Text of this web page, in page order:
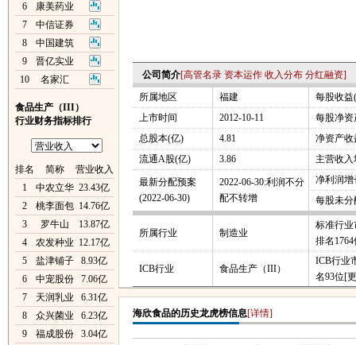
6
康美药业
7
中信证券
8
中国建筑
9
晋亿实业
10
名家汇
食品生产（III）
行业财务指标排行
排名 简称
营业收入
1
中农立华 23.43亿
2
桃李面包 14.76亿
3
罗牛山
13.87亿
4
农发种业 12.17亿
5
盐津铺子
8.93亿
6
中宠股份
7.06亿
7
天润乳业
6.31亿
8
众兴菌业
6.23亿
9
福成股份 3.04亿
公司简介[高管名录 资本运作 收入分布 分红融资]
所属地区
福建
每股收益
上市时间
2012-10-11
每股净资
总股本(亿)
4.81
净资产收
流通A股(亿)
3.86 主营收入
最新分配预案
(2022-06-30)
2022-06-30:利润不分
配不转增
净利润增
每股未分
所属行业 制造业
标准行业
排名1764
ICB行业 食品生产（III）
ICB行业
名93位[
海欣食品的历史龙虎榜信息[详情]